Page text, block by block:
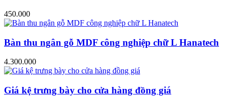
450.000
Bàn thu ngân gỗ MDF công nghiệp chữ L Hanatech
4.300.000
Giá kệ trưng bày cho cửa hàng đồng giá